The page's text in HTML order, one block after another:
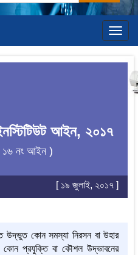
আইন, ২০১৭
১৬ নং আইন )
[ ১৯ জুলাই, ২০১৭ ]
উদ্ভুত কোন সমস্যা নিরসন বা উহার
কোন প্রযুক্তি বা কৌশল উদ্ভাবনের